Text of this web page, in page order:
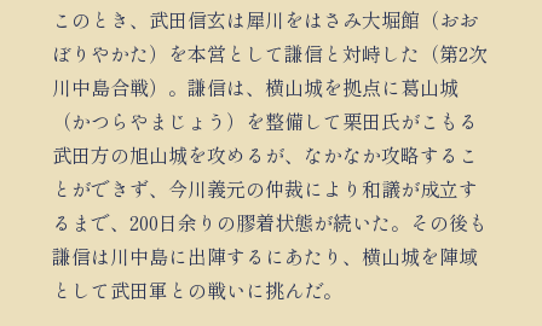
このとき、武田信玄は犀川をはさみ大堀館（おお
ぼりやかた）を本営として謙信と対峙した（第2次
川中島合戦）。謙信は、横山城を拠点に葛山城
（かつらやまじょう）を整備して栗田氏がこもる
武田方の旭山城を攻めるが、なかなか攻略するこ
とができず、今川義元の仲裁により和議が成立す
るまで、200日余りの膠着状態が続いた。その後も
謙信は川中島に出陣するにあたり、横山城を陣域
として武田軍との戦いに挑んだ。